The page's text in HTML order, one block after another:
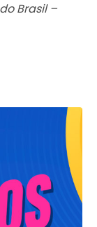
Brasil –